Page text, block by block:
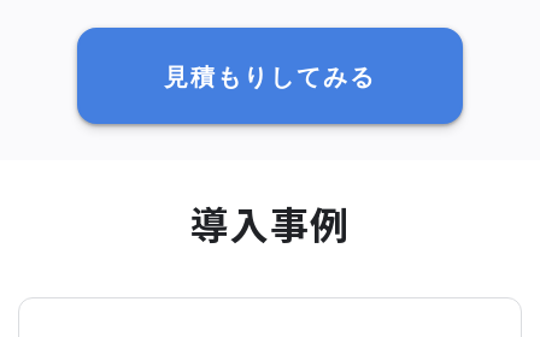
見積もりしてみる
導入事例